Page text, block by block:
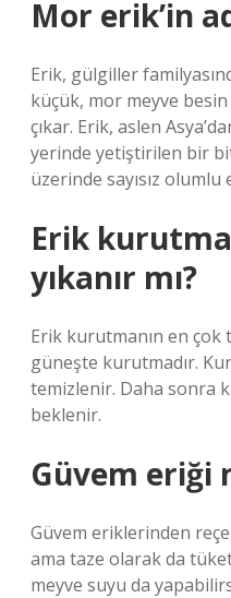
Mor erik’in
Erik, gülgiller
küçük, mor meyve
çıkar. Erik, aslen
yerinde yetiştirilen bir
üzerinde sayısız olumlu
Erik
yıkanır mı?
Erik kurutmanın en
güneşte kurutmadır.
temizlenir. Daha sonra
beklenir.
Güvem eriği
Güvem eriklerinden
ama taze olarak da
meyve suyu da